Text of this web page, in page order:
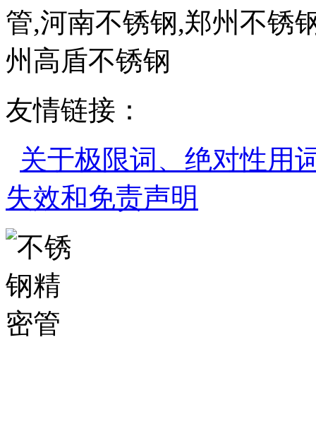
管,河南不锈钢,郑州不锈
州高盾不锈钢
友情链接：
关于极限词、绝对性用
失效和免责声明